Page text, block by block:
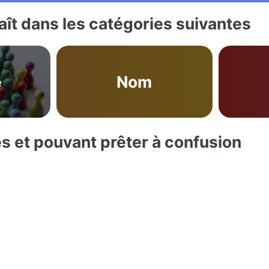
dans les catégories suivantes
Nom
et pouvant prêter à confusion